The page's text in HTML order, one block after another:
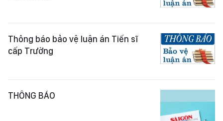
Thông báo bảo vệ luận án Tiến sĩ
cấp Trường
THÔNG BÁO